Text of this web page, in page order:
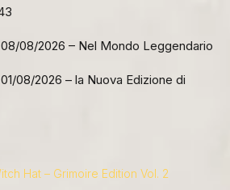
08/2026 – Nel Mondo Leggendario
08/2026 – la Nuova Edizione di
Hat – Grimoire Edition Vol. 2